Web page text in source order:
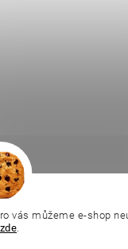
vás můžeme e-shop
zde.